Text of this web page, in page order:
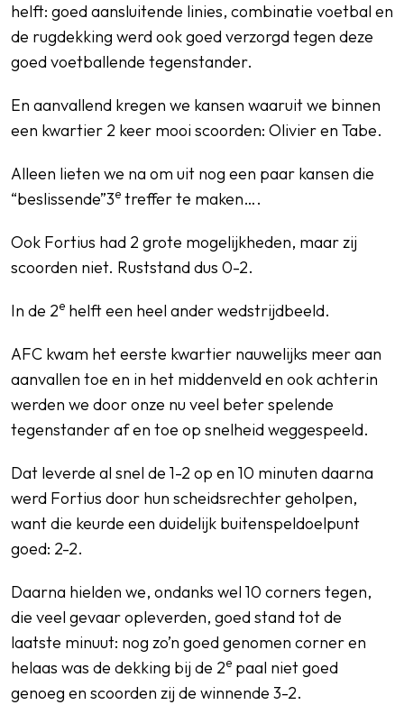
SPORTPARK GOED GENOEG
LIDMAATSCHAP
CONTACT
helft: goed aansluitende linies, combinatie voetbal en
de rugdekking werd ook goed verzorgd tegen deze
goed voetballende tegenstander.
En aanvallend kregen we kansen waaruit we binnen
een kwartier 2 keer mooi scoorden: Olivier en Tabe.
Alleen lieten we na om uit nog een paar kansen die
“beslissende”3e treffer te maken….
Ook Fortius had 2 grote mogelijkheden, maar zij
scoorden niet. Ruststand dus 0-2.
In de 2e helft een heel ander wedstrijdbeeld.
AFC kwam het eerste kwartier nauwelijks meer aan
aanvallen toe en in het middenveld en ook achterin
werden we door onze nu veel beter spelende
tegenstander af en toe op snelheid weggespeeld.
Dat leverde al snel de 1-2 op en 10 minuten daarna
werd Fortius door hun scheidsrechter geholpen,
want die keurde een duidelijk buitenspeldoelpunt
goed: 2-2.
Daarna hielden we, ondanks wel 10 corners tegen,
die veel gevaar opleverden, goed stand tot de
laatste minuut: nog zo’n goed genomen corner en
helaas was de dekking bij de 2e paal niet goed
genoeg en scoorden zij de winnende 3-2.